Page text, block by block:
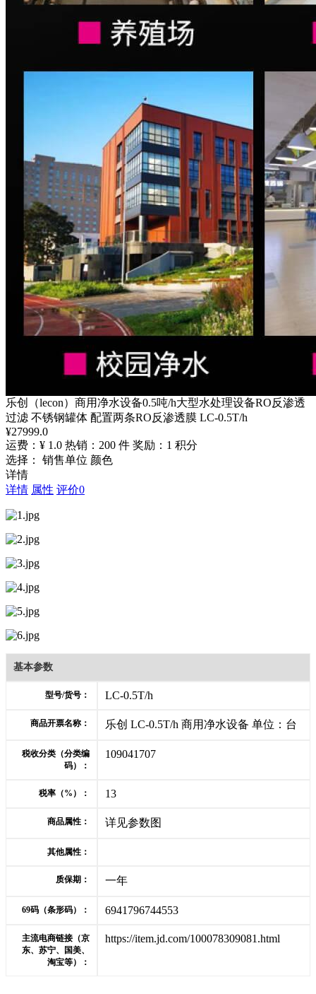
乐创（lecon）商用净水设备0.5吨/h大型水处理设备RO反渗透
过滤 不锈钢罐体 配置两条RO反渗透膜 LC-0.5T/h
¥27999.0
运费：¥ 1.0 热销：200 件 奖励：1 积分
选择： 销售单位 颜色
详情
详情 属性 评价0
基本参数
型号/货号： LC-0.5T/h
商品开票名称： 乐创 LC-0.5T/h 商用净水设备 单位：台
税收分类（分类编
码）：
109041707
税率（%）： 13
商品属性： 详见参数图
其他属性：
质保期： 一年
69码（条形码）： 6941796744553
主流电商链接（京
东、苏宁、国美、
淘宝等）：
https://item.jd.com/100078309081.html